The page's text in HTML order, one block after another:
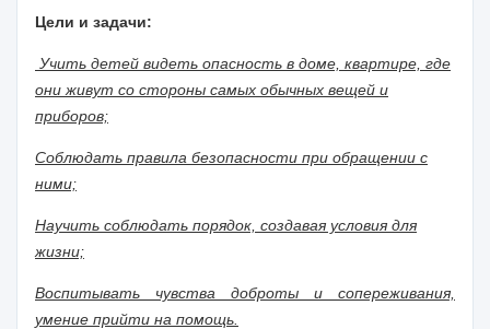
Цели и задачи:
Учить детей видеть опасность в доме, квартире, где
они живут со стороны самых обычных вещей и
приборов;
Соблюдать правила безопасности при обращении с
ними;
Научить соблюдать порядок, создавая условия для
жизни;
Воспитывать чувства доброты и сопереживания,
умение прийти на помощь.